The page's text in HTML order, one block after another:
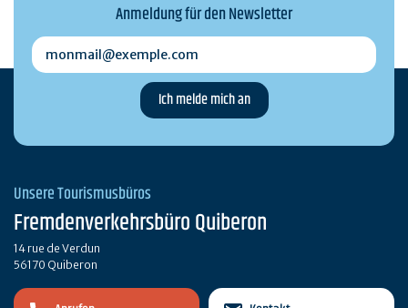
Anmeldung für den Newsletter
monmail@exemple.com
Unsere Tourismusbüros
Fremdenverkehrsbüro Quiberon
14 rue de Verdun
56170 Quiberon